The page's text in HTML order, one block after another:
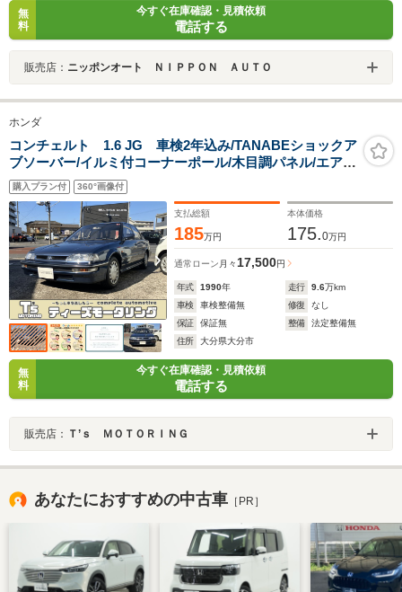
無
料
今すぐ在庫確認・見積依頼
電話する
販売店： ニッポンオート ＮＩＰＰＯＮ ＡＵＴＯ
ホンダ
コンチェルト 1.6 JG 車検2年込み/TANABEショックア
ブソーバー/イルミ付コーナーポール/木目調パネル/エアコ
ン/パワステ/パワーウィンドウ/
購入プラン付 360°画像付
支払総額
185万円
本体価格
175.0万円
通常ローン 月々17,500円
年式 1990年 走行 9.6万km
車検
車検整備無 修復
なし
保証
保証無 整備
法定整備無
住所
大分県大分市
無
料
今すぐ在庫確認・見積依頼
電話する
販売店： Ｔ’ｓ ＭＯＴＯＲＩＮＧ
あなたにおすすめの中古車 ［PR］